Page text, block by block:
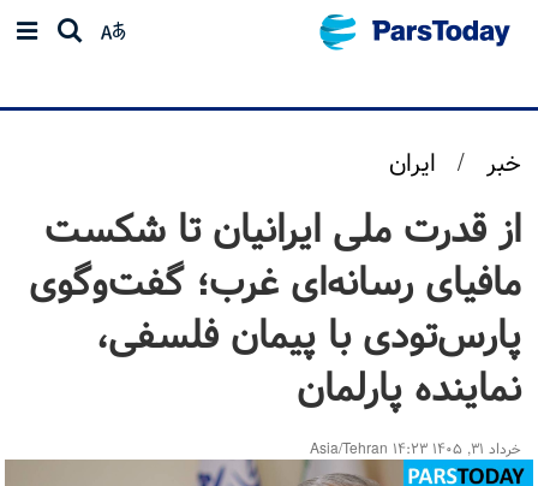
خبر / ایران
از قدرت ملی ایرانیان تا شکست
مافیای رسانه‌ای غرب؛ گفت‌وگوی
پارس‌تودی با پیمان فلسفی،
نماینده پارلمان
خرداد ۳۱, ۱۴۰۵ ۱۴:۲۳ Asia/Tehran